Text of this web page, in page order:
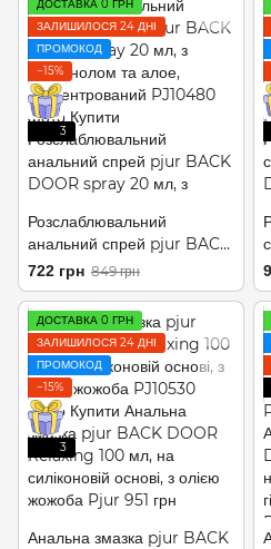
ДОСТАВКА 0 ГРН
ЗАЛИШИЛОСЯ 24 ДНІ
ПРОМОКОД
−15%
3
Розслаблювальний
анальний спрей pjur BACK
DOOR spray 20 мл, з
пантенолом та алое,
концентрований
722 грн 849 грн
ДОСТАВКА 0 ГРН
ЗАЛИШИЛОСЯ 24 ДНІ
ПРОМОКОД
−15%
3
Анальна змазка pjur BACK